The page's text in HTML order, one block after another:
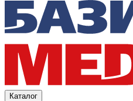
Каталог